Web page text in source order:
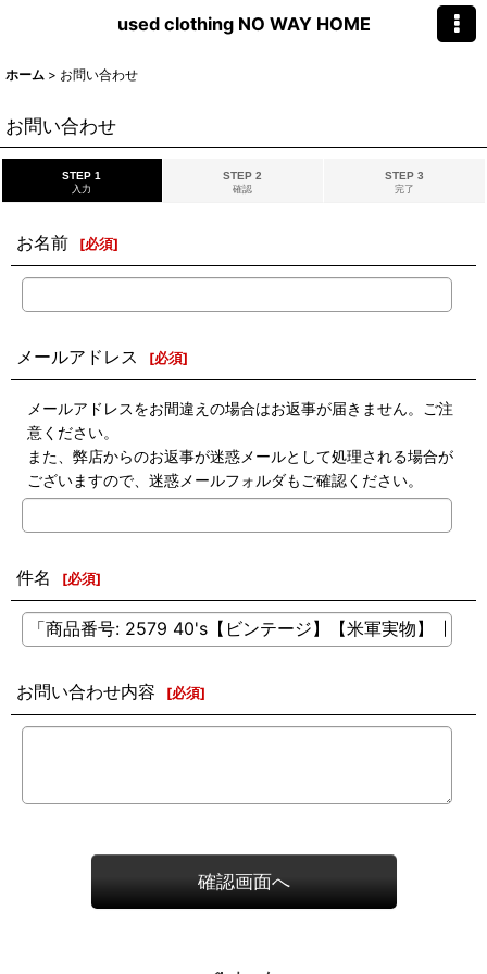
used clothing NO WAY HOME
ホーム > お問い合わせ
お問い合わせ
STEP 1
入力
STEP 2
確認
STEP 3
完了
お名前 [必須]
メールアドレス [必須]
メールアドレスをお間違えの場合はお返事が届きません。ご注
意ください。
また、弊店からのお返事が迷惑メールとして処理される場合が
ございますので、迷惑メールフォルダもご確認ください。
件名 [必須]
お問い合わせ内容 [必須]
確認画面へ